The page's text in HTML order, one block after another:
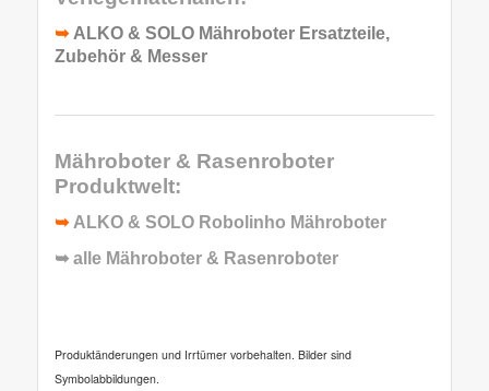
➥ ALKO & SOLO Mähroboter Ersatzteile,
Zubehör & Messer
Mähroboter & Rasenroboter
Produktwelt:
➥ ALKO & SOLO Robolinho Mähroboter
➥ alle Mähroboter & Rasenroboter
Produktänderungen und Irrtümer vorbehalten. Bilder sind
Symbolabbildungen.